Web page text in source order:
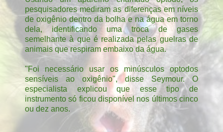
pesquisadores mediram as diferenças em níveis
de oxigênio dentro da bolha e na água em torno
dela, identificando uma troca de gases
semelhante à que é realizada pelas guelras de
animais que respiram embaixo da água.
"Foi necessário usar os minúsculos optodos
sensíveis ao oxigênio", disse Seymour. O
especialista explicou que esse tipo de
instrumento só ficou disponível nos últimos cinco
ou dez anos.